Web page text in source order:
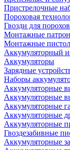
Пристрелочные
Пороховая
Гвозди для
Монтажные
Монтажные
Аккумуляторный
Аккумуляторы
Зарядные
Наборы
Аккумуляторные
Аккумуляторные
Аккумуляторные
Аккумуляторные
Аккумуляторные
Гвоздезабивные
Аккумуляторные